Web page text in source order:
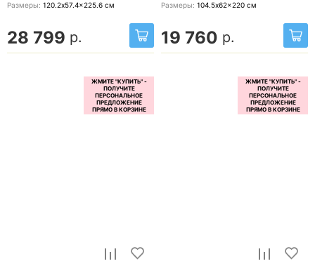
Размеры: 120.2x57.4x225.6 см
28 799 р.
Размеры: 104.5x62x220 см
19 760 р.